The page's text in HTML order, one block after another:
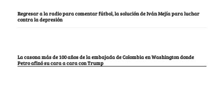
Regresar a la radio para comentar fútbol, la solución de Iván Mejía para luchar
contra la depresión
La casona más de 100 años de la embajada de Colombia en Washington donde
Petro afinó su cara a cara con Trump